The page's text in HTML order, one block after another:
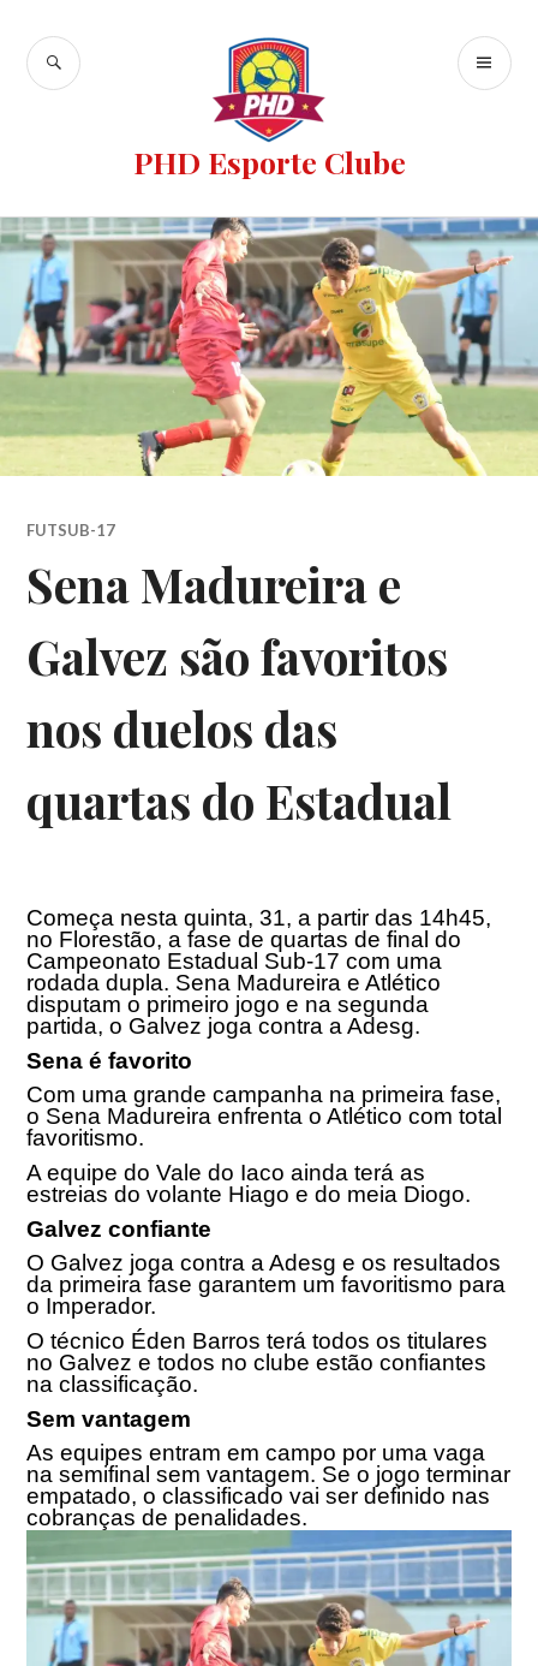
PHD Esporte Clube
FUTSUB-17
Sena Madureira e
Galvez são favoritos
nos duelos das
quartas do Estadual
Começa nesta quinta, 31, a partir das 14h45,
no Florestão, a fase de quartas de final do
Campeonato Estadual Sub-17 com uma
rodada dupla. Sena Madureira e Atlético
disputam o primeiro jogo e na segunda
partida, o Galvez joga contra a Adesg.
Sena é favorito
Com uma grande campanha na primeira fase,
o Sena Madureira enfrenta o Atlético com total
favoritismo.
A equipe do Vale do Iaco ainda terá as
estreias do volante Hiago e do meia Diogo.
Galvez confiante
O Galvez joga contra a Adesg e os resultados
da primeira fase garantem um favoritismo para
o Imperador.
O técnico Éden Barros terá todos os titulares
no Galvez e todos no clube estão confiantes
na classificação.
Sem vantagem
As equipes entram em campo por uma vaga
na semifinal sem vantagem. Se o jogo terminar
empatado, o classificado vai ser definido nas
cobranças de penalidades.